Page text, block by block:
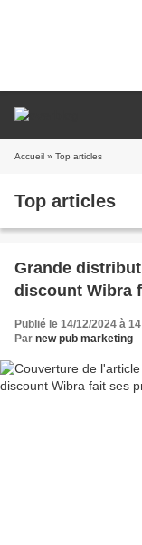
Accueil » Top articles
Top articles
Grande
discount Wibra
Publié le 14/12/2024 à
Par new pub marketing